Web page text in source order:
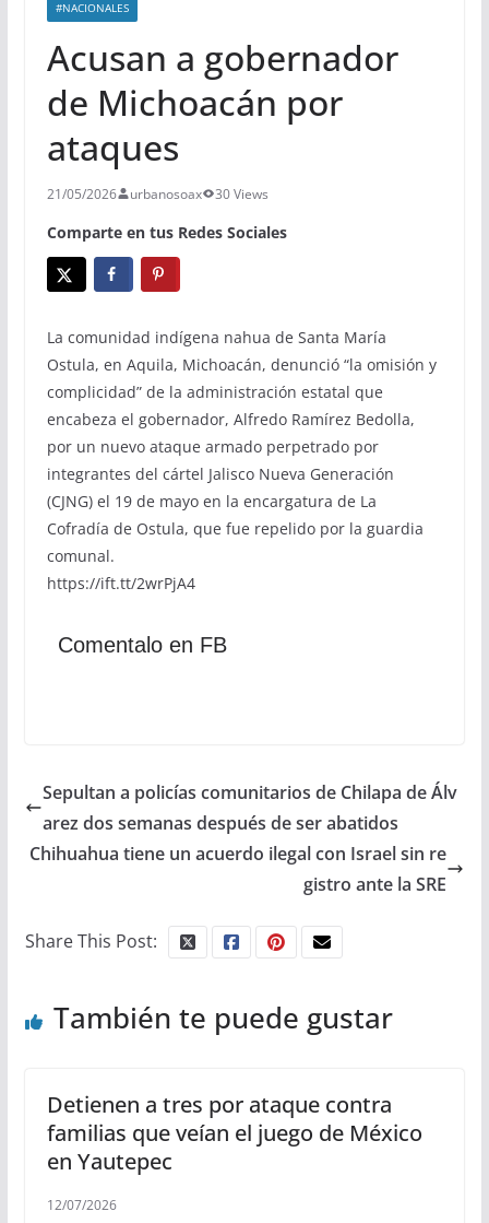
#NACIONALES
Acusan a gobernador
de Michoacán por
ataques
21/05/2026 urbanosoax 30 Views
Comparte en tus Redes Sociales
La comunidad indígena nahua de Santa María
Ostula, en Aquila, Michoacán, denunció “la omisión y
complicidad” de la administración estatal que
encabeza el gobernador, Alfredo Ramírez Bedolla,
por un nuevo ataque armado perpetrado por
integrantes del cártel Jalisco Nueva Generación
(CJNG) el 19 de mayo en la encargatura de La
Cofradía de Ostula, que fue repelido por la guardia
comunal.
https://ift.tt/2wrPjA4
Comentalo en FB
Sepultan a policías comunitarios de Chilapa de Álv
arez dos semanas después de ser abatidos
Chihuahua tiene un acuerdo ilegal con Israel sin re
gistro ante la SRE
Share This Post:
También te puede gustar
Detienen a tres por ataque contra
familias que veían el juego de México
en Yautepec
12/07/2026